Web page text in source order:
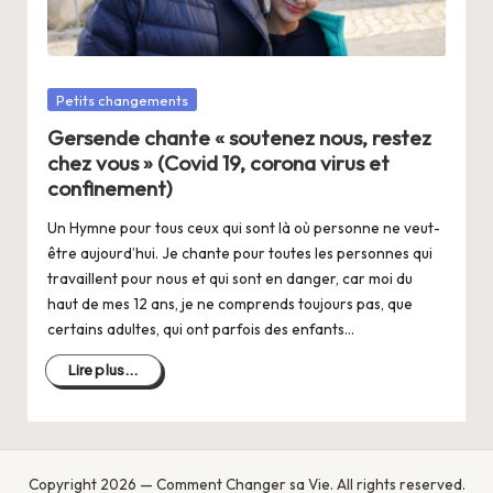
n
g
e
r
s
a
V
ie
Posté
Petits changements
Gersende chante « soutenez nous, restez
chez vous » (Covid 19, corona virus et
confinement)
Un Hymne pour tous ceux qui sont là où personne ne veut-
être aujourd’hui. Je chante pour toutes les personnes qui
travaillent pour nous et qui sont en danger, car moi du
haut de mes 12 ans, je ne comprends toujours pas, que
certains adultes, qui ont parfois des enfants…
Lire plus...
Copyright 2026 — Comment Changer sa Vie. All rights reserved.